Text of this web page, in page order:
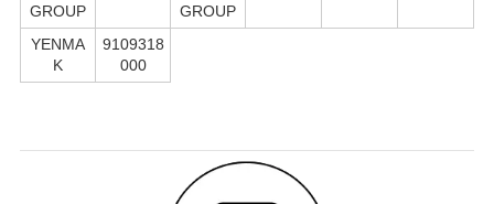
GROUP
GROUP
YENMA
K
9109318
000